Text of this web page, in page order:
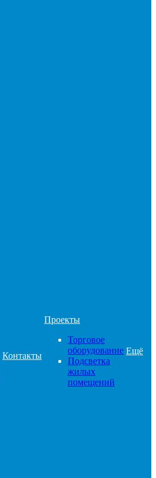
Контакты
Проекты
Торговое
оборудование
Подсветка
жилых
помещений
Ещё